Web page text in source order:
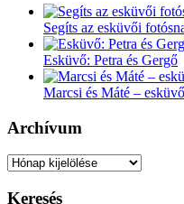
Segíts az esküvői
Esküvő: Petra és Gergő
Marcsi és Máté –
Archívum
Archívum
Keresés